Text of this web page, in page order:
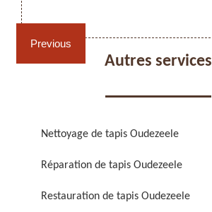
Rempaillage fauteuil,
chaises et sièges 59
Réparation de fauteuil,
Previous
Autres services
Nettoyage de tapis Oudezeele
Réparation de tapis Oudezeele
Restauration de tapis Oudezeele